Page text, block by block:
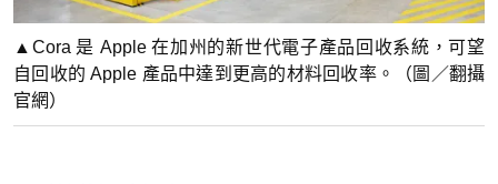
▲Cora 是 Apple 在加州的新世代電子產品回收系統，可望
自回收的 Apple 產品中達到更高的材料回收率。（圖／翻攝
官網）